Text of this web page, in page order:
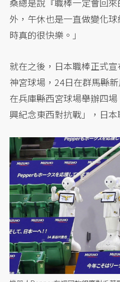
外，午休也是一直做變化
時真的很快樂。」
就在之後，日本職棒正式
神宮球場，24日在群馬縣
在兵庫縣西宮球場舉辦四
興紀念東西對抗戰」，日本